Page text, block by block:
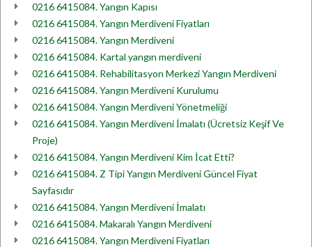
0216 6415084. Yangın Kapısı
0216 6415084. Yangın Merdiveni Fiyatları
0216 6415084. Yangın Merdiveni
0216 6415084. Kartal yangın merdiveni
0216 6415084. Rehabilitasyon Merkezi Yangın Merdiveni
0216 6415084. Yangın Merdiveni Kurulumu
0216 6415084. Yangın Merdiveni Yönetmeliği
0216 6415084. Yangın Merdiveni İmalatı (Ücretsiz Keşif Ve
Proje)
0216 6415084. Yangın Merdiveni Kim İcat Etti?
0216 6415084. Z Tipi Yangın Merdiveni Güncel Fiyat
Sayfasıdır
0216 6415084. Yangın Merdiveni İmalatı
0216 6415084. Makaralı Yangın Merdiveni
0216 6415084. Yangın Merdiveni Fiyatları